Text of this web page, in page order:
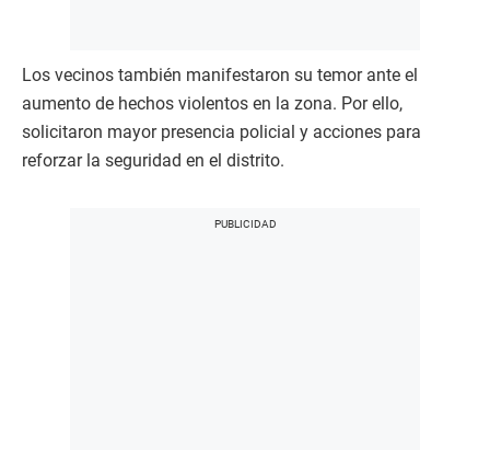
Los vecinos también manifestaron su temor ante el
aumento de hechos violentos en la zona. Por ello,
solicitaron mayor presencia policial y acciones para
reforzar la seguridad en el distrito.